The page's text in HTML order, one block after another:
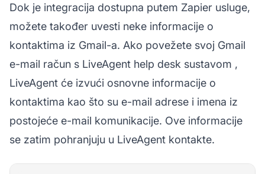
Dok je integracija dostupna putem Zapier usluge,
možete također uvesti neke informacije o
kontaktima iz Gmail-a. Ako povežete svoj Gmail
e-mail račun s LiveAgent help desk sustavom ,
LiveAgent će izvući osnovne informacije o
kontaktima kao što su e-mail adrese i imena iz
postojeće e-mail komunikacije. Ove informacije
se zatim pohranjuju u LiveAgent kontakte.